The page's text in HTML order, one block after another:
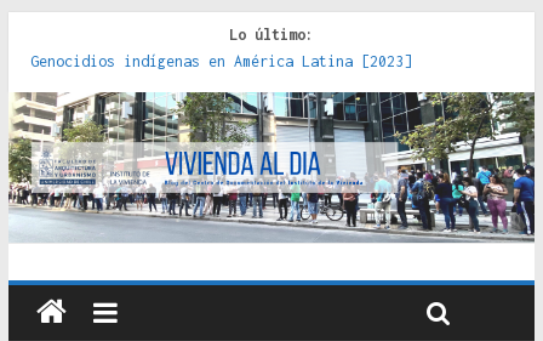
Lo último:
Genocidios indígenas en América Latina [2023]
Estudios sobre la espacialización de los Estados :
políticas, prácticas y representaciones [2022]
Donde el pedernal choca con el acero : hacia una teoría
crítica de las fronteras latinoamericanas [2020]
Criterios técnicos para una vivienda adecuada [2019]
Red de consultorios de la Caja del Seguro Obrero en
Santiago : un patrimonio emblemático [2014]